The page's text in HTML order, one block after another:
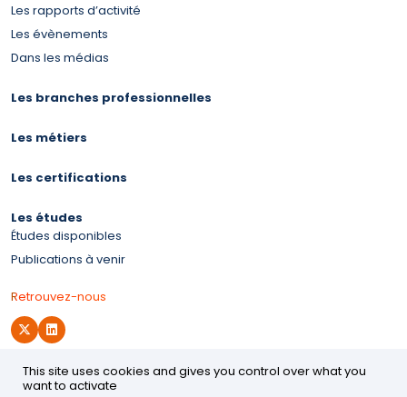
Les rapports d’activité
Les évènements
Dans les médias
Les branches professionnelles
Les métiers
Les certifications
Les études
Études disponibles
Publications à venir
Retrouvez-nous
Site d'OPCO 2i
This site uses cookies and gives you control over what you
want to activate